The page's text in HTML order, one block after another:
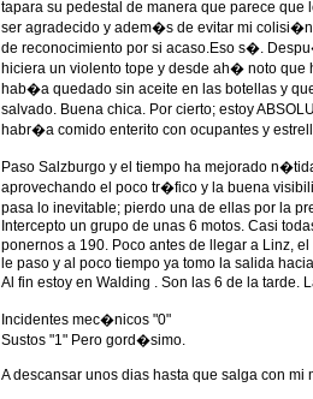
tapara su pedestal de manera que parece
ser agradecido y adem�s de evitar mi
de reconocimiento por si acaso.Eso s�.
hiciera un violento tope y desde ah� noto
hab�a quedado sin aceite en las botellas y
salvado. Buena chica. Por cierto; estoy
habr�a comido enterito con ocupantes y
Paso Salzburgo y el tiempo ha mejorado
aprovechando el poco tr�fico y la buena
pasa lo inevitable; pierdo una de ellas por la
Intercepto un grupo de unas 6 motos. Casi
ponernos a 190. Poco antes de llegar a Linz,
le paso y al poco tiempo ya tomo la salida
Al fin estoy en Walding . Son las 6 de la tarde.
Incidentes mec�nicos "0"
Sustos "1" Pero gord�simo.
A descansar unos dias hasta que salga con